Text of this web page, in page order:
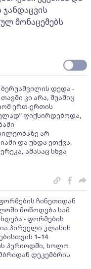
ჯანდაცვის
მონაცემებს
ბერუაშვილის დედა -
კი არა, შუაშიც
ერთ-ერთის
ფიქსირდებოდა,
არ
და უნდა ეთქვა,
ამასაც სხვა
ჩინეთიდან
მოწოდება სამ
- ფორმების
პირველი კლასის
1–14
პერიოდში, ხოლო
დეკემბრის